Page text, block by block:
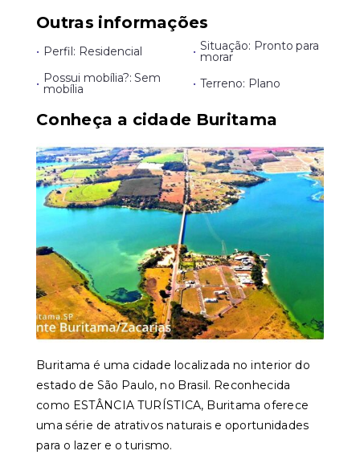
Outras informações
• Perfil: Residencial • Situação: Pronto para
morar
• Possui mobília?: Sem
mobília • Terreno: Plano
Conheça a cidade Buritama
Buritama é uma cidade localizada no interior do
estado de São Paulo, no Brasil. Reconhecida
como ESTÂNCIA TURÍSTICA, Buritama oferece
uma série de atrativos naturais e oportunidades
para o lazer e o turismo.